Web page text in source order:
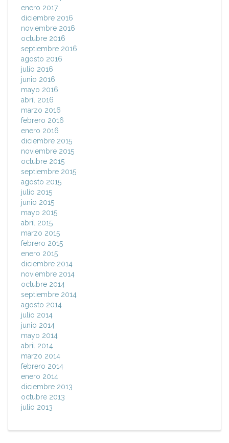
enero 2017
diciembre 2016
noviembre 2016
octubre 2016
septiembre 2016
agosto 2016
julio 2016
junio 2016
mayo 2016
abril 2016
marzo 2016
febrero 2016
enero 2016
diciembre 2015
noviembre 2015
octubre 2015
septiembre 2015
agosto 2015
julio 2015
junio 2015
mayo 2015
abril 2015
marzo 2015
febrero 2015
enero 2015
diciembre 2014
noviembre 2014
octubre 2014
septiembre 2014
agosto 2014
julio 2014
junio 2014
mayo 2014
abril 2014
marzo 2014
febrero 2014
enero 2014
diciembre 2013
octubre 2013
julio 2013